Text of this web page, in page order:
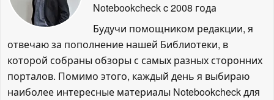
Notebookcheckc 2008 года
Будучи помощником редакции, я
отвечаю за пополнение нашей Библиотеки, в
которой собраны обзоры с самых разных сторонних
порталов. Помимо этого, каждый день я выбираю
наиболее интересные материалы Notebookcheck для